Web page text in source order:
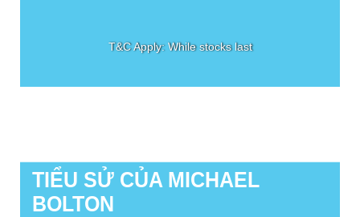
T&C Apply: While stocks last
TIỂU SỬ CỦA MICHAEL
BOLTON